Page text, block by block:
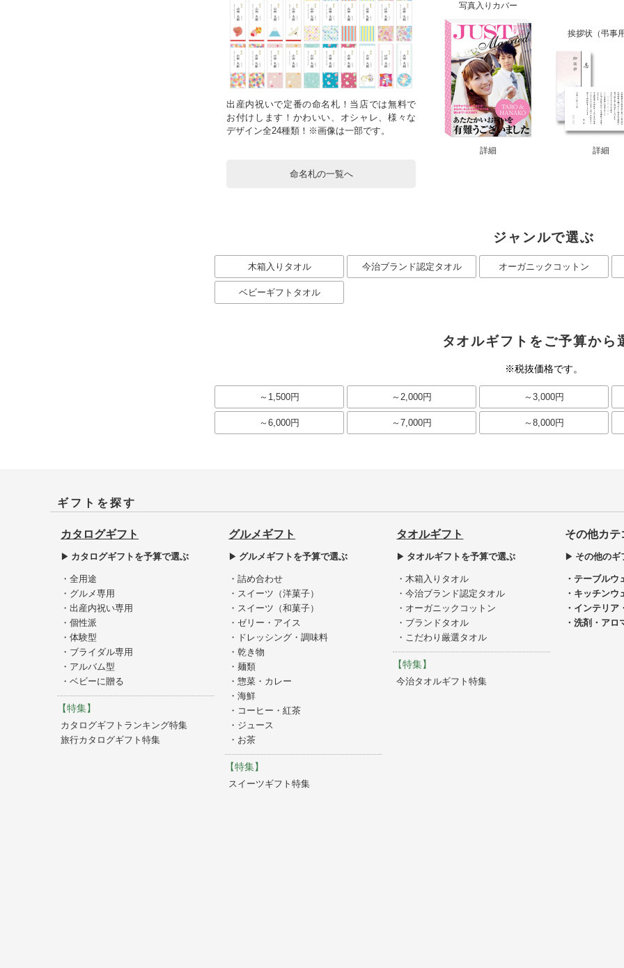
出産内祝いで定番の命名札！当店では無料で
お付けします！かわいい、オシャレ、様々な
デザイン全24種類！※画像は一部です。
命名札の一覧へ
写真入りカバー
詳細
挨拶状（弔事
詳細
ジャンルで選ぶ
木箱入りタオル 今治ブランド認定タオル オーガニックコットン
ベビーギフトタオル
タオルギフトをご予算から
※税抜価格です。
～1,500円 ～2,000円 ～3,000円
～6,000円 ～7,000円 ～8,000円
ギフトを探す
カタログギフト
カタログギフトを予算で選ぶ
・全用途
・グルメ専用
・出産内祝い専用
・個性派
・体験型
・ブライダル専用
・アルバム型
・ベビーに贈る
【特集】
カタログギフトランキング特集
旅行カタログギフト特集
グルメギフト
グルメギフトを予算で選ぶ
・詰め合わせ
・スイーツ（洋菓子）
・スイーツ（和菓子）
・ゼリー・アイス
・ドレッシング・調味料
・乾き物
・麺類
・惣菜・カレー
・海鮮
・コーヒー・紅茶
・ジュース
・お茶
【特集】
スイーツギフト特集
タオルギフト
タオルギフトを予算で選ぶ
・木箱入りタオル
・今治ブランド認定タオル
・オーガニックコットン
・ブランドタオル
・こだわり厳選タオル
【特集】
今治タオルギフト特集
その他カテ
その他のギ
・テーブルウ
・キッチンウ
・インテリア
・洗剤・アロ